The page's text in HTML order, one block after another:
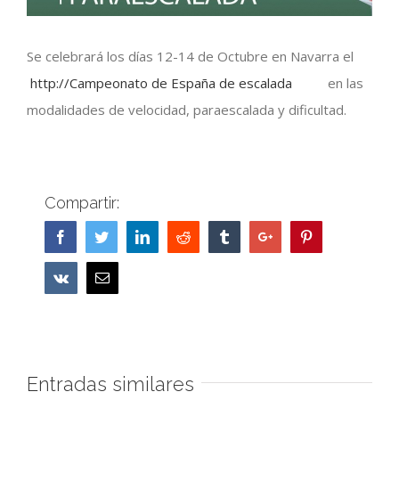
Se celebrará los días 12-14 de Octubre en Navarra el
http://Campeonato de España de escalada en las
modalidades de velocidad, paraescalada y dificultad.
Compartir:
FacebookTwitterLinkedinReddit TumblrGoogle+
Vk Email
Entradas similares